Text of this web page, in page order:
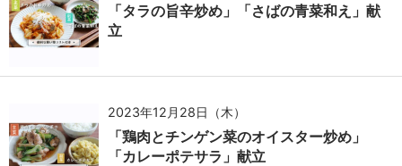
「タラの旨辛炒め」「さばの青菜和え」献
立
2023年12月28日（木）
「鶏肉とチンゲン菜のオイスター炒め」
「カレーポテサラ」献立